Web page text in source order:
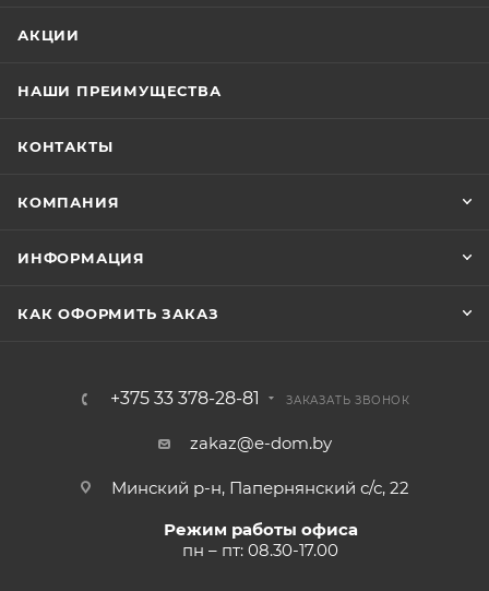
АКЦИИ
НАШИ ПРЕИМУЩЕСТВА
КОНТАКТЫ
КОМПАНИЯ
ИНФОРМАЦИЯ
КАК ОФОРМИТЬ ЗАКАЗ
+375 33 378-28-81 ЗАКАЗАТЬ ЗВОНОК
zakaz@e-dom.by
Минский р-н, Папернянский с/с, 22
Режим работы офиса
пн – пт: 08.30-17.00